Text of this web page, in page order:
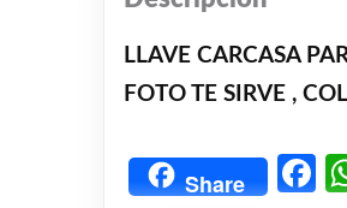
LLAVE CARCASA
FOTO TE SIRVE ,
Share